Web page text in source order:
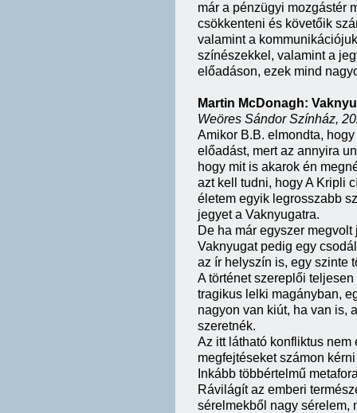
már a pénzügyi mozgástér
csökkenteni és követőik
valamint a
színészekkel, valamint a
előadáson, ezek mind
Martin McDonagh:
Weöres Sándor Színház,
Amikor B.B. elmondta,
előadást, mert az annyira
hogy mit is akarok én
azt kell tudni, hogy A Kripli
életem egyik legrosszabb
jegyet a Vaknyugatra.
De ha már egyszer
Vaknyugat pedig egy
az ír helyszín is, egy szinte
A történet szereplői
tragikus lelki magányban,
nagyon van kiút, ha van is,
szeretnék.
Az itt látható konfliktus
megfejtéseket számon
Inkább többértelmű
Rávilágít az emberi
sérelmekből nagy sérelem,